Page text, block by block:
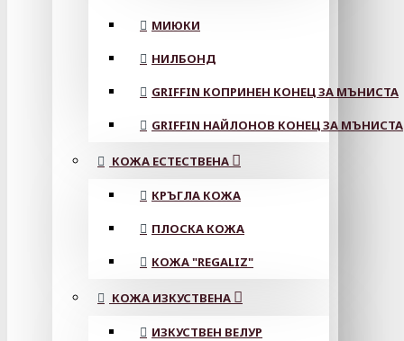
МИЮКИ
НИЛБОНД
GRIFFIN КОПРИНЕН КОНЕЦ ЗА МЪНИСТА
GRIFFIN НАЙЛОНОВ КОНЕЦ ЗА МЪНИСТА
КОЖА ЕСТЕСТВЕНА
КРЪГЛА КОЖА
ПЛОСКА КОЖА
КОЖА "REGALIZ"
КОЖА ИЗКУСТВЕНА
ИЗКУСТВЕН ВЕЛУР